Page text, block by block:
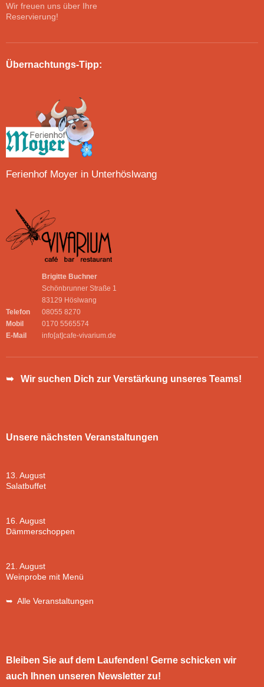
Wir freuen uns über Ihre
Reservierung!
Übernachtungs-Tipp:
Ferienhof Moyer in Unterhöslwang
Brigitte Buchner
Schönbrunner Straße 1
83129 Höslwang
Telefon
08055 8270
Mobil
0170 5565574
E-Mail
info[at]cafe-vivarium.de
➥ Wir suchen Dich zur Verstärkung unseres Teams!
Unsere nächsten Veranstaltungen
13. August
Salatbuffet
16. August
Dämmerschoppen
21. August
Weinprobe mit Menü
➥ Alle Veranstaltungen
Bleiben Sie auf dem Laufenden! Gerne schicken wir
auch Ihnen unseren Newsletter zu!